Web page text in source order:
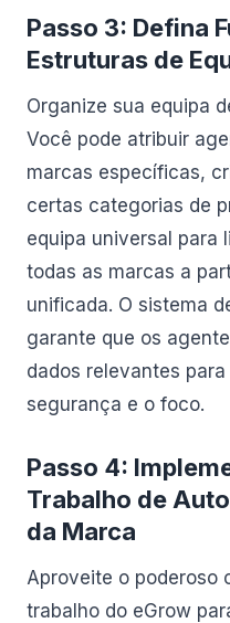
Passo 3: Defina
Estruturas de
Organize sua equipa
Você pode atribuir
marcas específicas,
certas categorias de
equipa universal para
todas as marcas a
unificada. O sistema
garante que os
dados relevantes
segurança e o foco.
Passo 4:
Trabalho de
da Marca
Aproveite o poderoso
trabalho do eGrow